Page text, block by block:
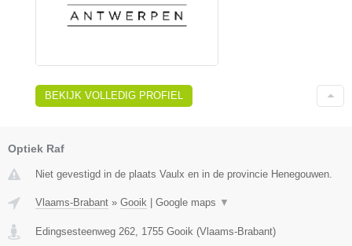
BEKIJK VOLLEDIG PROFIEL
Optiek Raf
Niet gevestigd in de plaats Vaulx en in de provincie Henegouwen.
Vlaams-Brabant » Gooik | Google maps ▼
Edingsesteenweg 262 1755 Gooik (Vlaams-Brabant)